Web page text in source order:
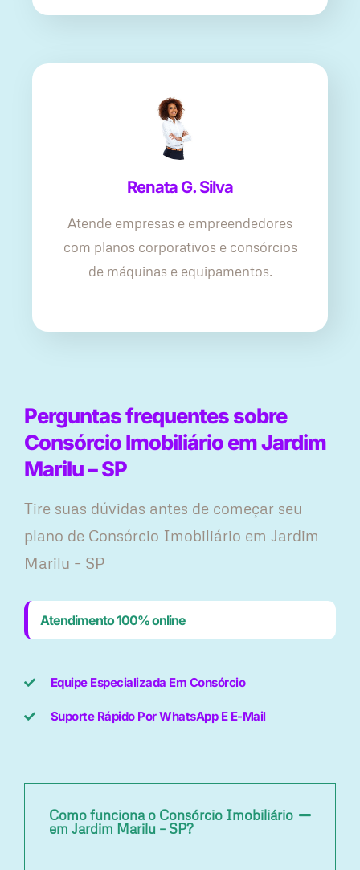
Renata G. Silva
Atende empresas e empreendedores
com planos corporativos e consórcios
de máquinas e equipamentos.
Perguntas frequentes sobre
Consórcio Imobiliário em Jardim
Marilu – SP
Tire suas dúvidas antes de começar seu
plano ​de Consórcio Imobiliário em Jardim
Marilu – SP
Atendimento 100% online
Equipe Especializada Em Consórcio
Suporte Rápido Por WhatsApp E E-Mail
Como funciona o Consórcio Imobiliário
em Jardim Marilu – SP?